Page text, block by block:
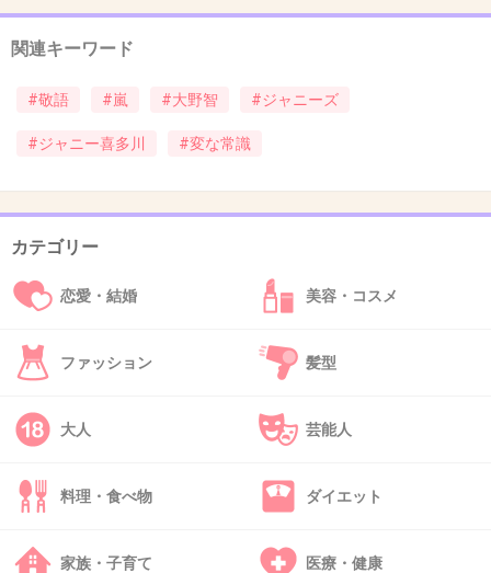
少年たちにいいオジサン像語らせといて
ジャニーズ事務所の顧問弁護士は法廷では最強の不良弁護士だって話もあるし
キラキラした夢の裏っ側はあんまり知りたくないけどね
ジャニーさんはアメリカ生まれの日本人だよ
ー！
+67
すごいザックリ説明すると
フレンドリーセクハラホモお爺さん
関連キーワード
#敬語 #嵐 #大野智 #ジャニーズ
#ジャニー喜多川 #変な常識
カテゴリー
恋愛・結婚 美容・コスメ
ファッション 髪型
大人 芸能人
料理・食べ物 ダイエット
家族・子育て 医療・健康